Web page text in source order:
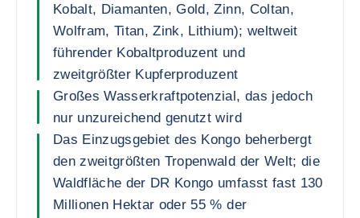
Kobalt, Diamanten, Gold, Zinn, Coltan,
Wolfram, Titan, Zink, Lithium); weltweit
führender Kobaltproduzent und
zweitgrößter Kupferproduzent
Großes Wasserkraftpotenzial, das jedoch
nur unzureichend genutzt wird
Das Einzugsgebiet des Kongo beherbergt
den zweitgrößten Tropenwald der Welt; die
Waldfläche der DR Kongo umfasst fast 130
Millionen Hektar oder 55 % der